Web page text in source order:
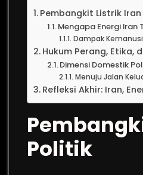
Pembangkit Listrik
Mengapa Energi Iran
Dampak
Hukum Perang, Etika,
Dimensi Domestik
Menuju Jalan
Refleksi Akhir: Iran,
Politik